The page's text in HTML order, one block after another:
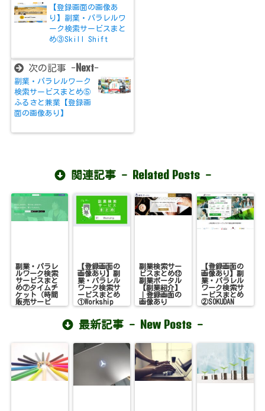
【登録画面の画像あ
り】副業・パラレルワ
ーク検索サービスまと
め③Skill Shift
次の記事 -Next-
副業・パラレルワーク
検索サービスまとめ⑤
ふるさと兼業【登録画
面の画像あり】
関連記事 - Related Posts-
副業・パラレ
ルワーク検索
サービスまと
め⑦タイムチ
ケット（時間
販売サービ
ス）
【登録画面の
画像あり】副
業・パラレル
ワーク検索サ
ービスまとめ
①Workship
副業検索サー
ビスまとめ⑫
副業ポータル
【副業紹介】
｜登録画面の
画像あり
【登録画面の
画像あり】副
業・パラレル
ワーク検索サ
ービスまとめ
②SOKUDAN
最新記事 - New Posts -